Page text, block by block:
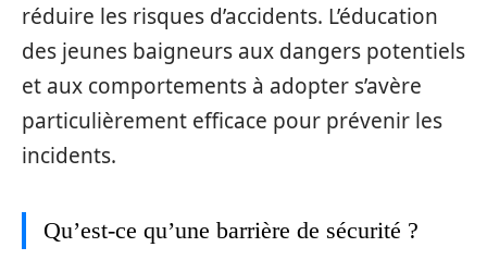
réduire les risques d’accidents. L’éducation
des jeunes baigneurs aux dangers potentiels
et aux comportements à adopter s’avère
particulièrement efficace pour prévenir les
incidents.
Qu’est-ce qu’une barrière de sécurité ?